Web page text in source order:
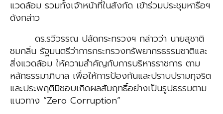
แวดล้อม รวมทั้งเจ้าหน้าที่ในสังกัด เข้าร่วมประชุมหารือฯ
ดังกล่าว
ดร.รวีวรรณ ปลัดกระทรวงฯ กล่าวว่า นายสุชาติ
ชมกลิ่น รัฐมนตรีว่าการกระทรวงทรัพยากรธรรมชาติและ
สิ่งแวดล้อม ให้ความสำคัญกับการบริหารราชการ ตาม
หลักธรรมาภิบาล เพื่อให้การป้องกันและปราบปรามทุจริต
และประพฤติมิชอบเกิดผลสัมฤทธิ์อย่างเป็นรูปธรรมตาม
แนวทาง “Zero Corruption”